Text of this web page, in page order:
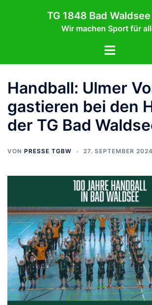
TG 1848 Bad Waldsee
Wir machen Sport für
Menü
Handball: Ulmer
gastieren bei den
der TG Bad
VON PRESSE TGBW 27. SEPTEMBER 2024